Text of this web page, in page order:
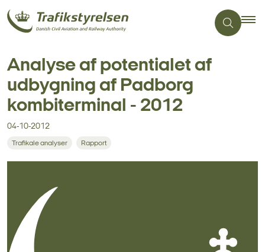
Analyse af potentialet af
udbygning af Padborg
kombiterminal - 2012
04-10-2012
Trafikale analyser Rapport